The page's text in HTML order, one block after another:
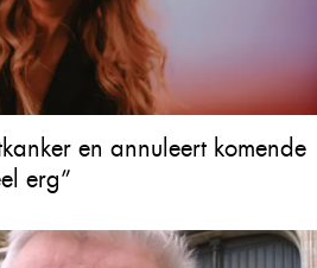
en annuleert komende
erg”